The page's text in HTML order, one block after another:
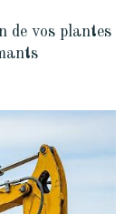
de vos plantes